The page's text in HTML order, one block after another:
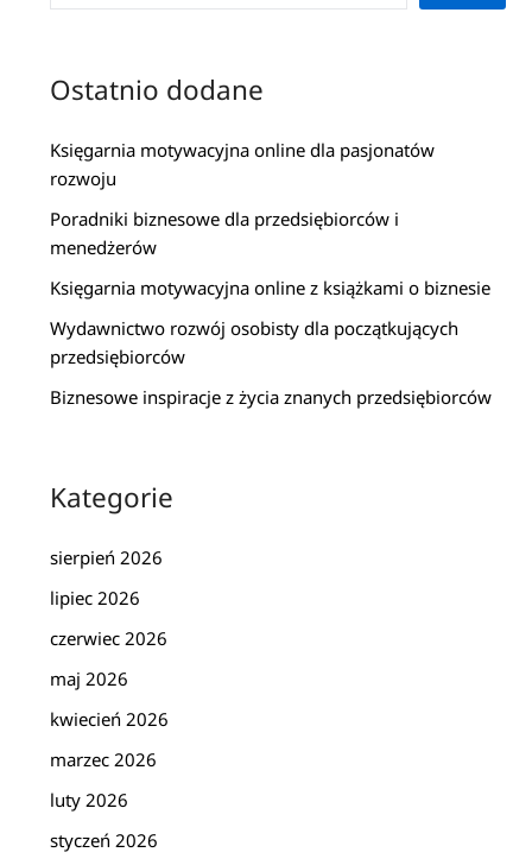
Ostatnio dodane
Księgarnia motywacyjna online dla pasjonatów
rozwoju
Poradniki biznesowe dla przedsiębiorców i
menedżerów
Księgarnia motywacyjna online z książkami o biznesie
Wydawnictwo rozwój osobisty dla początkujących
przedsiębiorców
Biznesowe inspiracje z życia znanych przedsiębiorców
Kategorie
sierpień 2026
lipiec 2026
czerwiec 2026
maj 2026
kwiecień 2026
marzec 2026
luty 2026
styczeń 2026